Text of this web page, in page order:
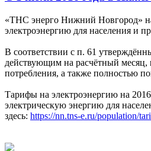
«ТНС энерго Нижний Новгород»
электроэнергию для населения и
В соответствии с п. 61
действующим на расчётный месяц,
потребления, а также полностью
Тарифы на электроэнергию на
электрическую энергию для
здесь: https://nn.tns-e.ru/population/